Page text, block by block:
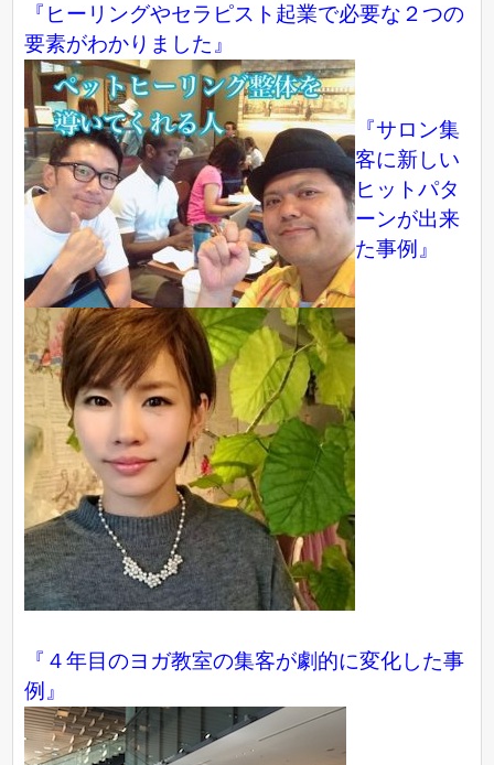
『ヒーリングやセラピスト起業で必要な２つの
要素がわかりました』
『サロン集
客に新しい
ヒットパタ
ーンが出来
た事例』
『４年目のヨガ教室の集客が劇的に変化した事
例』